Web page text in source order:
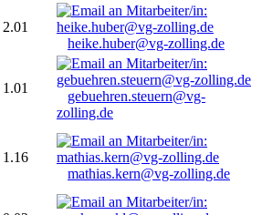
2.01
heike.huber@vg-zolling.de
1.01
gebuehren.steuern@vg-
zolling.de
1.16
mathias.kern@vg-zolling.de